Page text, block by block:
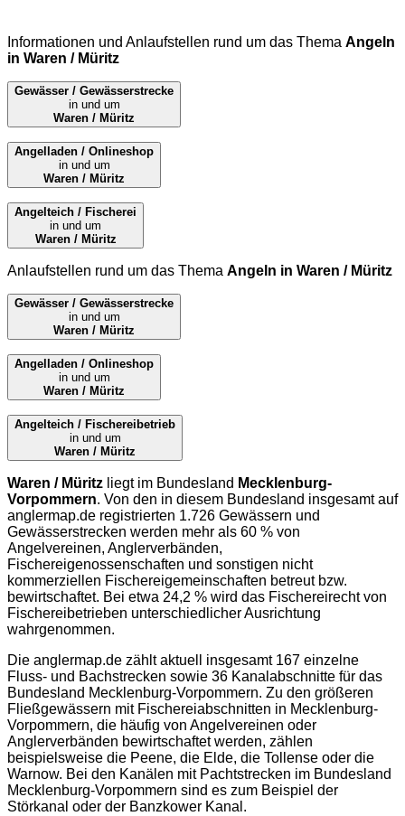
Informationen und Anlaufstellen rund um das Thema Angeln
in Waren / Müritz
Gewässer / Gewässerstrecke
in und um
Waren / Müritz
Angelladen / Onlineshop
in und um
Waren / Müritz
Angelteich / Fischerei
in und um
Waren / Müritz
Anlaufstellen rund um das Thema Angeln in Waren / Müritz
Gewässer / Gewässerstrecke
in und um
Waren / Müritz
Angelladen / Onlineshop
in und um
Waren / Müritz
Angelteich / Fischereibetrieb
in und um
Waren / Müritz
Waren / Müritz liegt im Bundesland Mecklenburg-
Vorpommern. Von den in diesem Bundesland insgesamt auf
anglermap.de registrierten 1.726 Gewässern und
Gewässerstrecken werden mehr als 60 % von
Angelvereinen, Anglerverbänden,
Fischereigenossenschaften und sonstigen nicht
kommerziellen Fischereigemeinschaften betreut bzw.
bewirtschaftet. Bei etwa 24,2 % wird das Fischereirecht von
Fischereibetrieben unterschiedlicher Ausrichtung
wahrgenommen.
Die anglermap.de zählt aktuell insgesamt 167 einzelne
Fluss- und Bachstrecken sowie 36 Kanalabschnitte für das
Bundesland Mecklenburg-Vorpommern. Zu den größeren
Fließgewässern mit Fischereiabschnitten in Mecklenburg-
Vorpommern, die häufig von Angelvereinen oder
Anglerverbänden bewirtschaftet werden, zählen
beispielsweise die Peene, die Elde, die Tollense oder die
Warnow. Bei den Kanälen mit Pachtstrecken im Bundesland
Mecklenburg-Vorpommern sind es zum Beispiel der
Störkanal oder der Banzkower Kanal.